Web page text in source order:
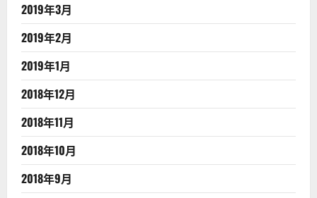
2019年3月
2019年2月
2019年1月
2018年12月
2018年11月
2018年10月
2018年9月